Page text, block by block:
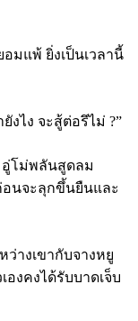
มแพ้ ยิ่งเป็นเวลานี้
งไง จะสู้ต่อรึไม่ ?”
อู่โม่พลันสูดลม
อนจะลุกขึ้นยืนและ
างเขากับจางหยู
องคงได้รับบาดเจ็บ